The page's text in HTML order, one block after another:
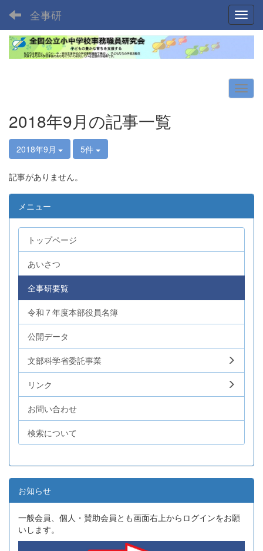
全事研
2018年9月の記事一覧
2018年9月 5件
記事がありません。
メニュー
トップページ
あいさつ
全事研要覧
令和７年度本部役員名簿
公開データ
文部科学省委託事業
リンク
お問い合わせ
検索について
お知らせ
一般会員、個人・賛助会員とも画面右上からログインをお願
いします。